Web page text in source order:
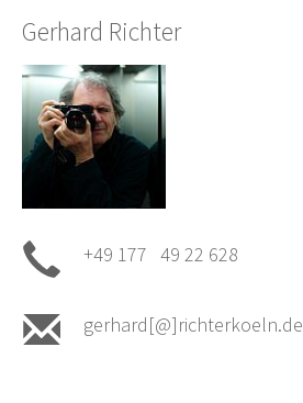
Gerhard Richter
+49 177 49 22 628
gerhard[@]richterkoeln.de